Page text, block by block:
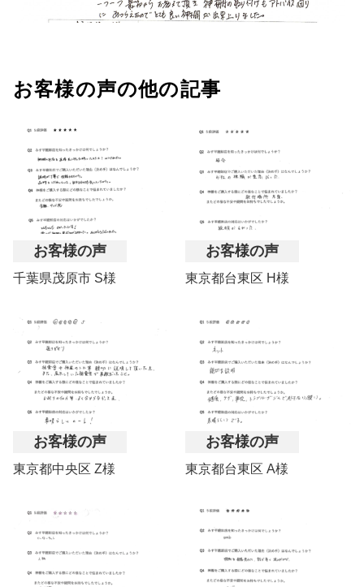
お客様の声の他の記事
お客様の声
千葉県茂原市 S様
お客様の声
東京都台東区 H様
お客様の声
東京都中央区 Z様
お客様の声
東京都台東区 A様